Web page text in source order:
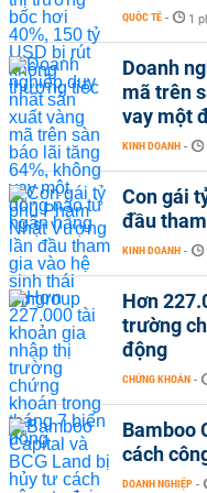
QUỐC TẾ - 1
Doanh
mã trên
vay một
KINH DOANH -
Con gái
đầu
KINH DOANH -
Hơn
trường
động
CHỨNG KHOÁN -
Bamboo
cách
DOANH NGHIỆP -